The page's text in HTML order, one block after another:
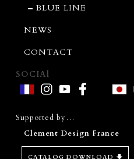
BLUE LINE
NEWS
CONTACT
SOCIAl
Supported by…
Clement Design France
CATALOG DOWNLOAD